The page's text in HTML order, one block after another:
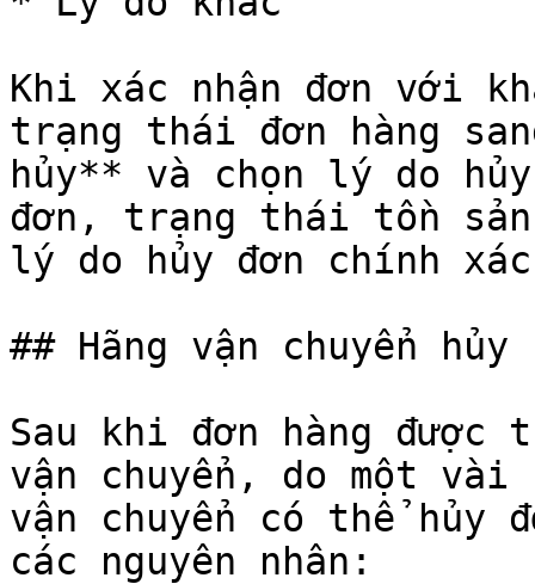
Khi xác nhận đơn với
trạng thái đơn hàng
hủy** và chọn lý do
đơn, trạng thái tồn sản
lý do hủy đơn chính
## Hãng vận chuyển hủy
Sau khi đơn hàng được
vận chuyển, do một vài
vận chuyển có thể hủy
các nguyên nhân: